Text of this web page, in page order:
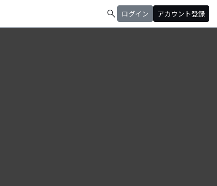
search ログイン アカウント登録